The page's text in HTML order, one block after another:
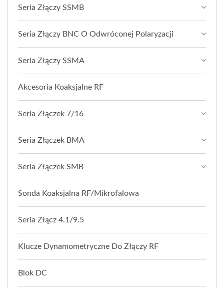
Seria Złączy SSMB
Seria Złączy BNC O Odwróconej Polaryzacji
Seria Złączy SSMA
Akcesoria Koaksjalne RF
Seria Złączek 7/16
Seria Złączek BMA
Seria Złączek SMB
Sonda Koaksjalna RF/Mikrofalowa
Seria Złącz 4.1/9.5
Klucze Dynamometryczne Do Złączy RF
Blok DC